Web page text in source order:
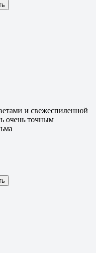
и свежеспиленной
очень точным